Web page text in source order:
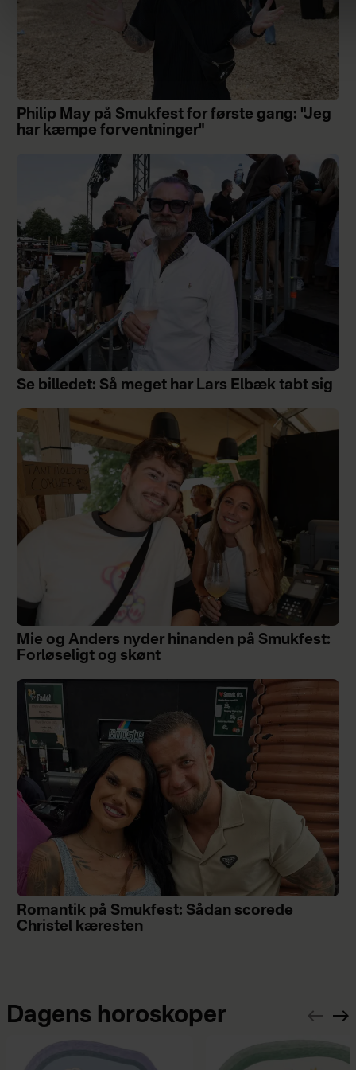
Philip May på Smukfest for første gang: "Jeg
har kæmpe forventninger"
Se billedet: Så meget har Lars Elbæk tabt sig
Mie og Anders nyder hinanden på Smukfest:
Forløseligt og skønt
Romantik på Smukfest: Sådan scorede
Christel kæresten
Dagens horoskoper